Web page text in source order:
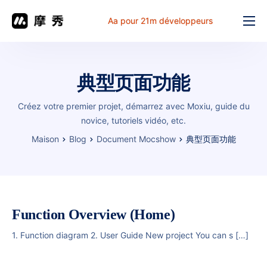
Aa pour 21m développeurs
Problème commun
典型页面功能
Créez votre premier projet, démarrez avec Moxiu, guide du
novice, tutoriels vidéo, etc.
Maison
Blog Document Mocshow 典型页面功能
Function Overview (Home)
1. Function diagram 2. User Guide New project You can s […]